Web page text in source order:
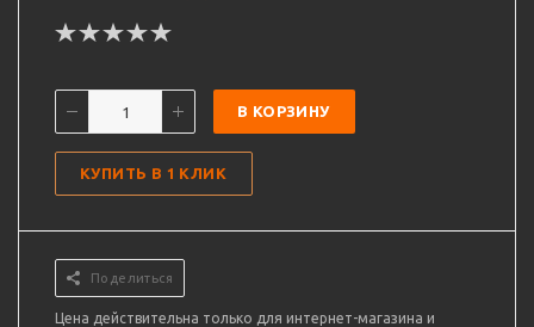
В КОРЗИНУ
КУПИТЬ В 1 КЛИК
Поделиться
Цена действительна только для интернет-магазина и